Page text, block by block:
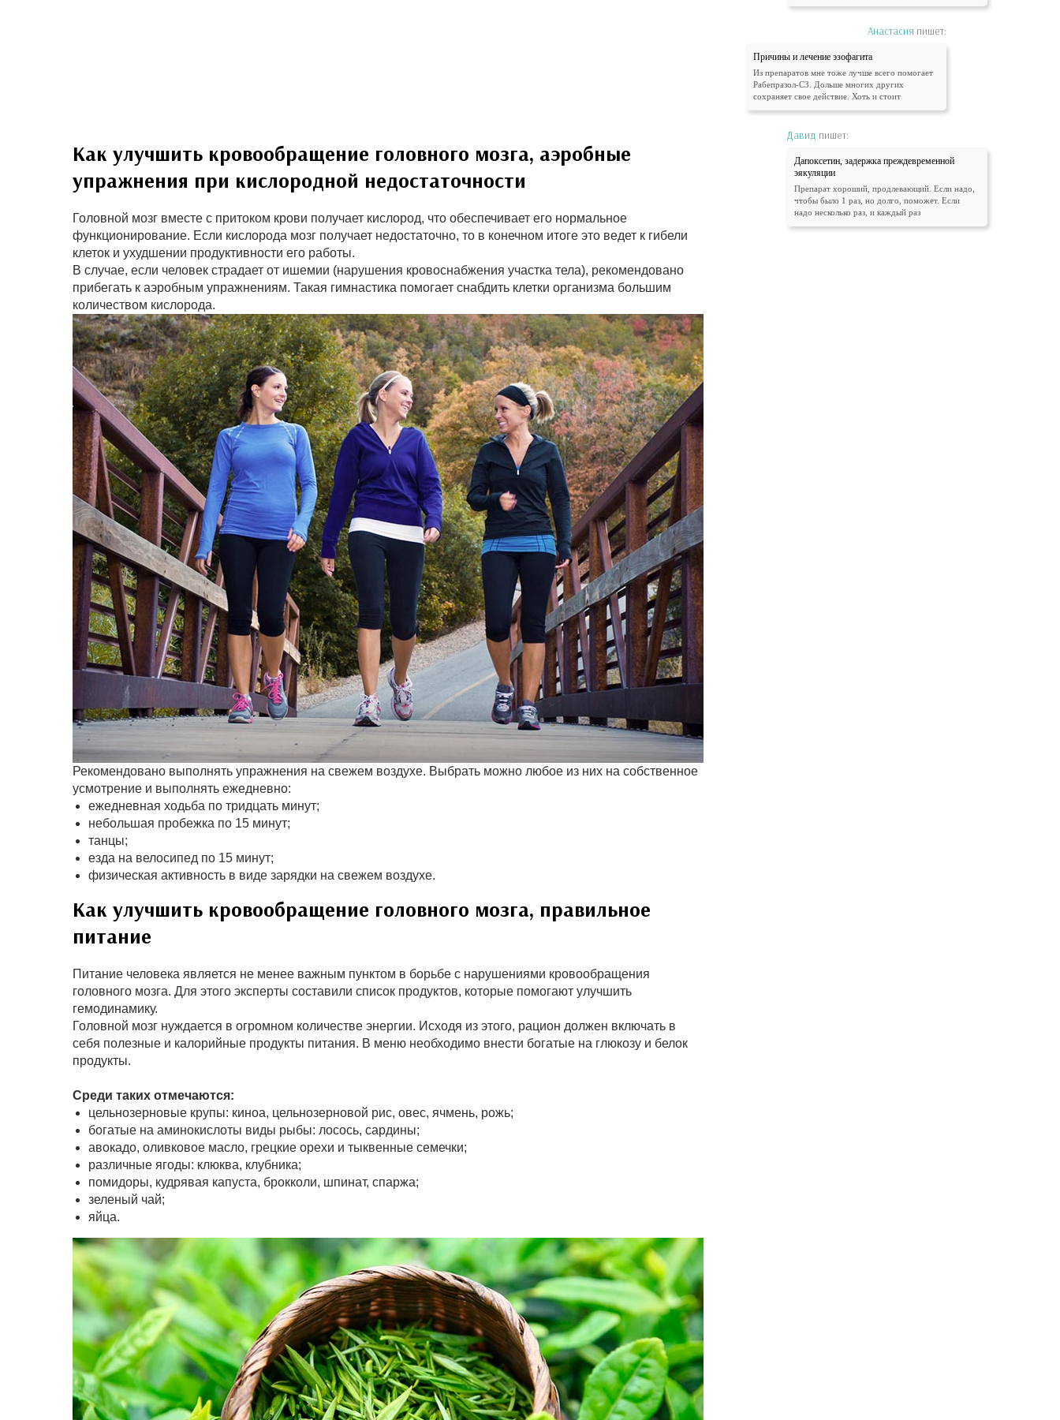
Как улучшить кровообращение головного мозга, аэробные
упражнения при кислородной недостаточности
Головной мозг вместе с притоком крови получает кислород, что обеспечивает его нормальное
функционирование. Если кислорода мозг получает недостаточно, то в конечном итоге это ведет к гибели
клеток и ухудшении продуктивности его работы.
В случае, если человек страдает от ишемии (нарушения кровоснабжения участка тела), рекомендовано
прибегать к аэробным упражнениям. Такая гимнастика помогает снабдить клетки организма большим
количеством кислорода.
Рекомендовано выполнять упражнения на свежем воздухе. Выбрать можно любое из них на собственное
усмотрение и выполнять ежедневно:
ежедневная ходьба по тридцать минут;
небольшая пробежка по 15 минут;
танцы;
езда на велосипед по 15 минут;
физическая активность в виде зарядки на свежем воздухе.
Как улучшить кровообращение головного мозга, правильное
питание
Питание человека является не менее важным пунктом в борьбе с нарушениями кровообращения
головного мозга. Для этого эксперты составили список продуктов, которые помогают улучшить
гемодинамику.
Головной мозг нуждается в огромном количестве энергии. Исходя из этого, рацион должен включать в
себя полезные и калорийные продукты питания. В меню необходимо внести богатые на глюкозу и белок
продукты.
Среди таких отмечаются:
цельнозерновые крупы: киноа, цельнозерновой рис, овес, ячмень, рожь;
богатые на аминокислоты виды рыбы: лосось, сардины;
авокадо, оливковое масло, грецкие орехи и тыквенные семечки;
различные ягоды: клюква, клубника;
помидоры, кудрявая капуста, брокколи, шпинат, спаржа;
зеленый чай;
яйца.
Анастасия пишет:
Причины и лечение эзофагита
Из препаратов мне тоже лучше всего помогает
Рабепразол-СЗ. Дольше многих других
сохраняет свое действие. Хоть и стоит
Давид пишет:
Дапоксетин, задержка преждевременной
эякуляции
Препарат хороший, продлевающий. Если надо,
чтобы было 1 раз, но долго, поможет. Если
надо несколько раз, и каждый раз